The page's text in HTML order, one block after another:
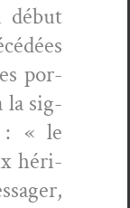
début
por­
la sig­
: « le
héri­